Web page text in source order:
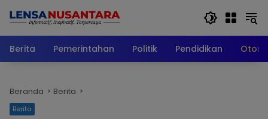
Berita
Pemerintahan Politik Pendidikan
Beranda Berita
Berita